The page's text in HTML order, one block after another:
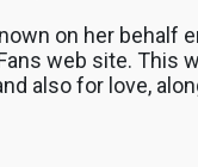
on her behalf
web site. This
also for love,